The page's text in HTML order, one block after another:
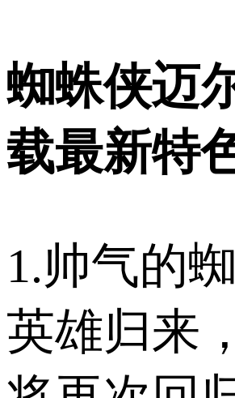
蜘蛛侠迈
载最新特
1.帅气的
英雄归来